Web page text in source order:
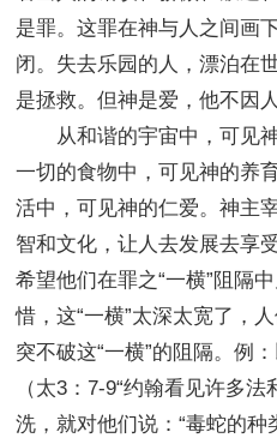
是罪。这罪在神与人之间画
闭。失去乐园的人，漂泊在
是拯救。但神是爱，他不因
从和谐的宇宙中，可见神
一切的食物中，可见神的养
活中，可见神的仁爱。神主
智和文化，让人去发展去享
希望他们在罪之“一横”阻隔
惜，这“一横”太深太宽了，
突不破这“一横”的阻隔。例
（太3：7-9“约翰看见许多
洗，就对他们说：“毒蛇的